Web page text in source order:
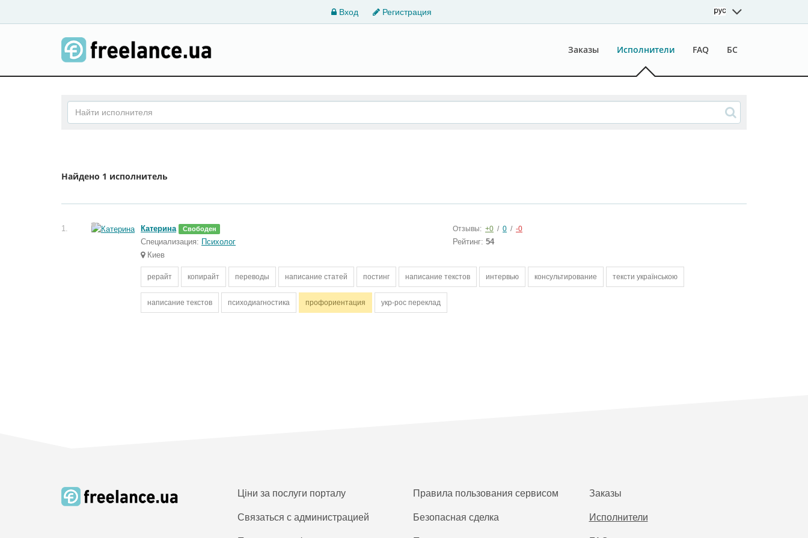
Вход Регистрация
Заказы Исполнители FAQ БС
Найдено 1 исполнитель
1. Катерина Свободен
Специализация: Психолог
Киев
Отзывы: +0 / 0 / -0
Рейтинг: 54
рерайт копирайт переводы написание статей постинг написание текстов интервью консультирование тексти українською
написание текстов психодиагностика профориентация укр-рос переклад
Ціни за послуги порталу
Связаться с администрацией
Правила пользования сервисом
Безопасная сделка
Заказы
Исполнители